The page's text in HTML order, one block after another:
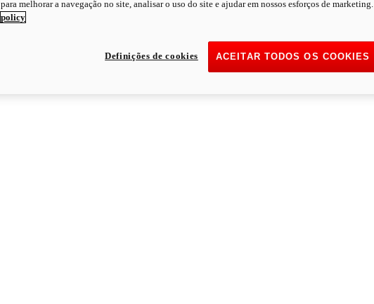
para melhorar a navegação no site, analisar o uso do site e ajudar em nossos esforços de marketing.
policy
ACEITAR TODOS OS COOKIES
Definições de cookies